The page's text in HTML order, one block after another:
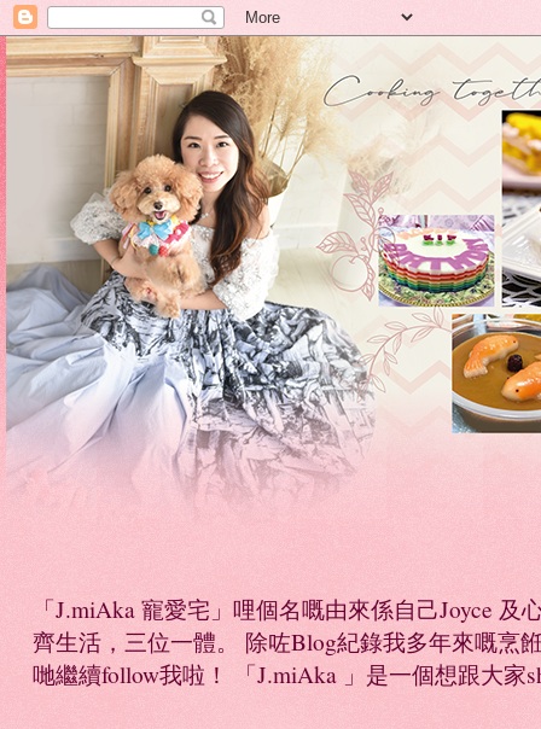
「J.miAka 寵愛宅」哩個名嘅由來係自己Joyce
齊生活，三位一體。 除咗Blog紀錄我多年來嘅烹
哋繼續follow我啦！ 「J.miAka 」是一個想跟大家